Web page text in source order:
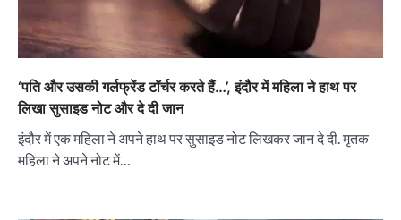
‘पति और उसकी गर्लफ्रेंड टॉर्चर करते हैं…’, इंदौर में महिला ने हाथ पर
लिखा सुसाइड नोट और दे दी जान
इंदौर में एक महिला ने अपने हाथ पर सुसाइड नोट लिखकर जान दे दी. मृतक
महिला ने अपने नोट में…